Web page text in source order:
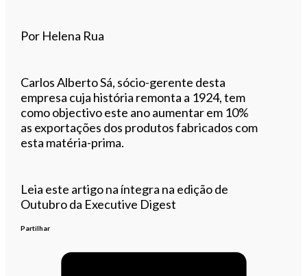
Por Helena Rua
Carlos Alberto Sá, sócio-gerente desta
empresa cuja história remonta a 1924, tem
como objectivo este ano aumentar em 10%
as exportações dos produtos fabricados com
esta matéria-prima.
Leia este artigo na íntegra na edição de
Outubro da Executive Digest
Partilhar